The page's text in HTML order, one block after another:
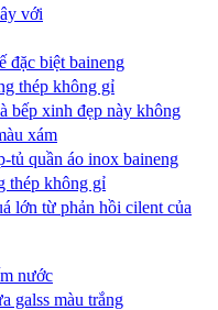
với
đặc biệt baineng
thép không gỉ
bếp xinh đẹp này không
xám
tủ quần áo inox baineng
thép không gỉ
lớn từ phản hồi cilent của
nước
galss màu trắng